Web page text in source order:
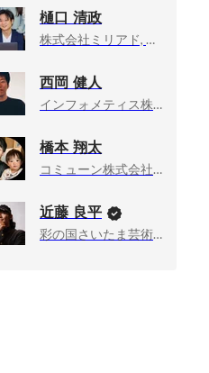
樋口 清政
株式会社ミリアド, 代表取締役社長
西岡 健人
インフォメティス株式会社, 電力IoTプロダクト開発部 部長兼プロダクトマネージャー
橋本 翔太
コミューン株式会社, 共同創業者 / 執行役員
近藤 良平
彩の国さいたま芸術劇場, 次期芸術監督